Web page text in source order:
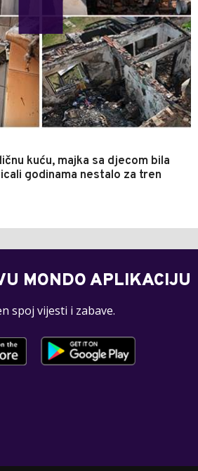
kuću, majka sa djecom bila
godinama nestalo za tren
MONDO APLIKACIJU
spoj vijesti i zabave.